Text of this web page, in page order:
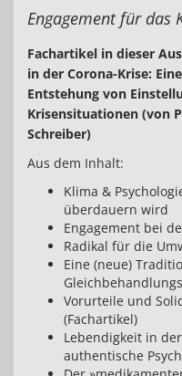
Engagement für das
Fachartikel in dieser
in der Corona-Krise:
Entstehung von
Krisensituationen (von
Schreiber)
Aus dem Inhalt:
Klima &
überdauern wird
Engagement bei
Radikal für die
Eine (neue)
Vorurteile und
(Fachartikel)
Lebendigkeit in
authentische